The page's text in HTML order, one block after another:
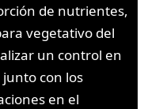
de nutrientes,
vegetativo del
un control en
con los
en el